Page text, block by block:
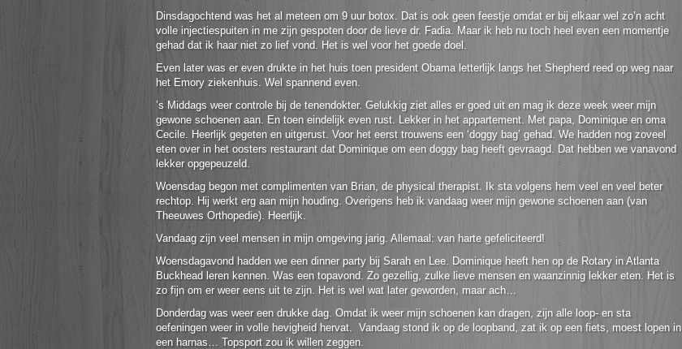
Dinsdagochtend was het al meteen om 9 uur botox. Dat is ook geen feestje omdat er bij elkaar wel zo’n acht
volle injectiespuiten in me zijn gespoten door de lieve dr. Fadia. Maar ik heb nu toch heel even een momentje
gehad dat ik haar niet zo lief vond. Het is wel voor het goede doel.
Even later was er even drukte in het huis toen president Obama letterlijk langs het Shepherd reed op weg naar
het Emory ziekenhuis. Wel spannend even.
’s Middags weer controle bij de tenendokter. Gelukkig ziet alles er goed uit en mag ik deze week weer mijn
gewone schoenen aan. En toen eindelijk even rust. Lekker in het appartement. Met papa, Dominique en oma
Cecile. Heerlijk gegeten en uitgerust. Voor het eerst trouwens een ‘doggy bag’ gehad. We hadden nog zoveel
eten over in het oosters restaurant dat Dominique om een doggy bag heeft gevraagd. Dat hebben we vanavond
lekker opgepeuzeld.
Woensdag begon met complimenten van Brian, de physical therapist. Ik sta volgens hem veel en veel beter
rechtop. Hij werkt erg aan mijn houding. Overigens heb ik vandaag weer mijn gewone schoenen aan (van
Theeuwes Orthopedie). Heerlijk.
Vandaag zijn veel mensen in mijn omgeving jarig. Allemaal: van harte gefeliciteerd!
Woensdagavond hadden we een dinner party bij Sarah en Lee. Dominique heeft hen op de Rotary in Atlanta
Buckhead leren kennen. Was een topavond. Zo gezellig, zulke lieve mensen en waanzinnig lekker eten. Het is
zo fijn om er weer eens uit te zijn. Het is wel wat later geworden, maar ach…
Donderdag was weer een drukke dag. Omdat ik weer mijn schoenen kan dragen, zijn alle loop- en sta
oefeningen weer in volle hevigheid hervat. Vandaag stond ik op de loopband, zat ik op een fiets, moest lopen in
een harnas… Topsport zou ik willen zeggen.